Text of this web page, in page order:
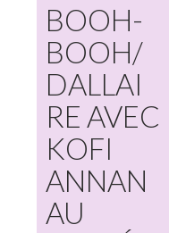
BOOH-
BOOH/
DALLAI
RE AVEC
KOFI
ANNAN
AU